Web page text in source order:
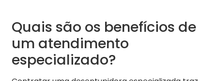
Quais são os benefícios de
um atendimento
especializado?